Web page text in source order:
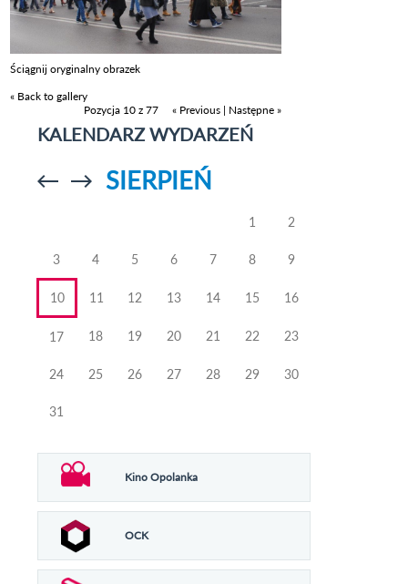
Ściągnij oryginalny obrazek
« Back to gallery
Pozycja 10 z 77
« Previous | Następne »
KALENDARZ WYDARZEŃ
Przejdź doPrzejdź do
SIERPIEŃ
1 2
3 4 5 6 7 8 9
10 11 12 13 14 15 16
17 18 19 20 21 22 23
24 25 26 27 28 29 30
31
Kino Opolanka
OCK